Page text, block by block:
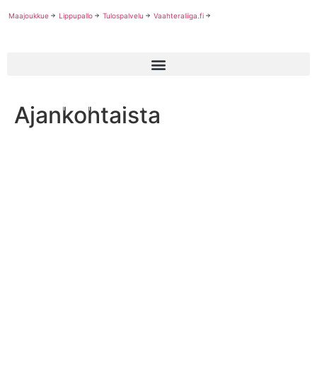
Maajoukkue Lippupallo Tulospalvelu Vaahteraliiga.fi
Ajankohtaista
Sunnuntaina WFA:n mestaruudesta pelaa kolme